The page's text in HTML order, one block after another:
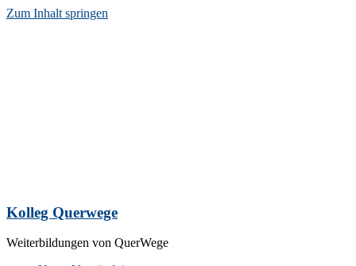
Zum Inhalt springen
Kolleg Querwege
Weiterbildungen von QuerWege